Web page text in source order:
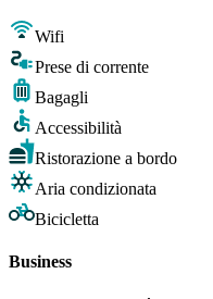
Wifi
Prese di corrente
Bagagli
Accessibilità
Ristorazione a bordo
Aria condizionata
Bicicletta
Business